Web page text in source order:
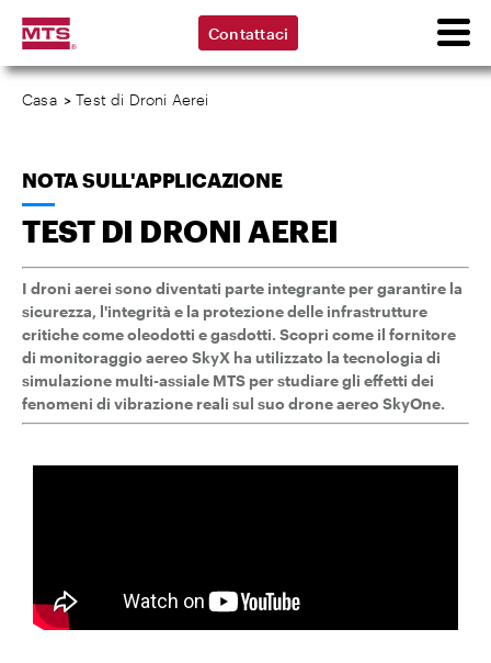
Contattaci
Casa >Test di Droni Aerei
NOTA SULL'APPLICAZIONE
TEST DI DRONI AEREI
I droni aerei sono diventati parte integrante per garantire la
sicurezza, l'integrità e la protezione delle infrastrutture
critiche come oleodotti e gasdotti. Scopri come il fornitore
di monitoraggio aereo SkyX ha utilizzato la tecnologia di
simulazione multi-assiale MTS per studiare gli effetti dei
fenomeni di vibrazione reali sul suo drone aereo SkyOne.